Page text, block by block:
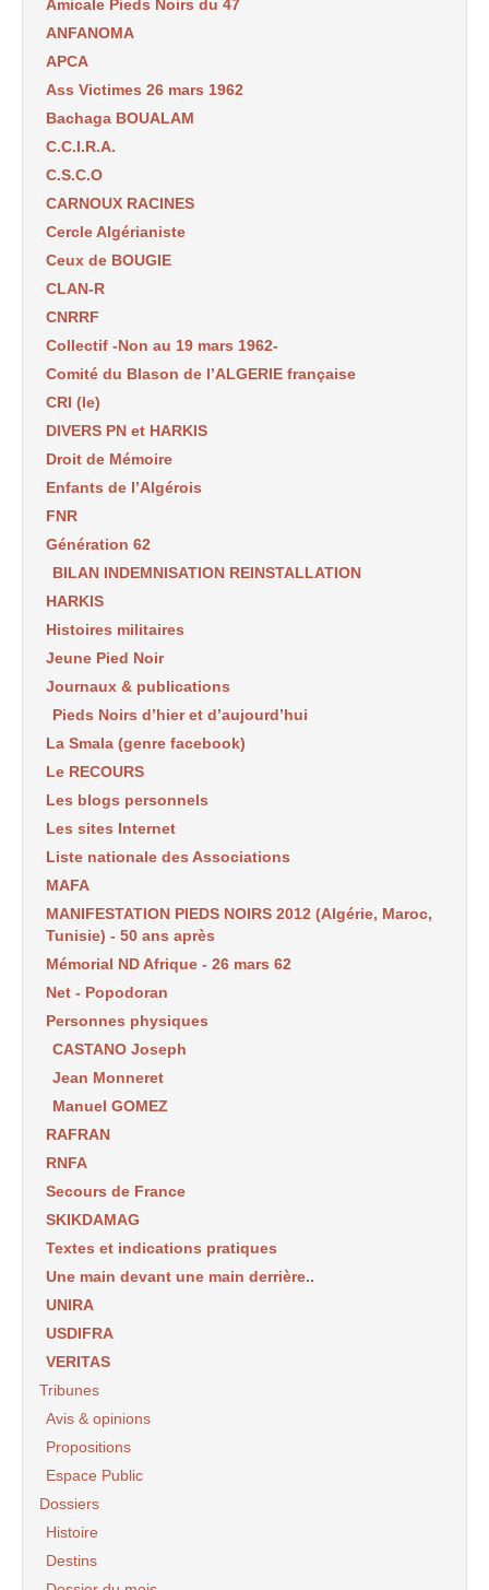
Amicale Pieds Noirs du 47
ANFANOMA
APCA
Ass Victimes 26 mars 1962
Bachaga BOUALAM
C.C.I.R.A.
C.S.C.O
CARNOUX RACINES
Cercle Algérianiste
Ceux de BOUGIE
CLAN-R
CNRRF
Collectif -Non au 19 mars 1962-
Comité du Blason de l’ALGERIE française
CRI (le)
DIVERS PN et HARKIS
Droit de Mémoire
Enfants de l’Algérois
FNR
Génération 62
BILAN INDEMNISATION REINSTALLATION
HARKIS
Histoires militaires
Jeune Pied Noir
Journaux & publications
Pieds Noirs d’hier et d’aujourd’hui
La Smala (genre facebook)
Le RECOURS
Les blogs personnels
Les sites Internet
Liste nationale des Associations
MAFA
MANIFESTATION PIEDS NOIRS 2012 (Algérie, Maroc,
Tunisie) - 50 ans après
Mémorial ND Afrique - 26 mars 62
Net - Popodoran
Personnes physiques
CASTANO Joseph
Jean Monneret
Manuel GOMEZ
RAFRAN
RNFA
Secours de France
SKIKDAMAG
Textes et indications pratiques
Une main devant une main derrière..
UNIRA
USDIFRA
VERITAS
Tribunes
Avis & opinions
Propositions
Espace Public
Dossiers
Histoire
Destins